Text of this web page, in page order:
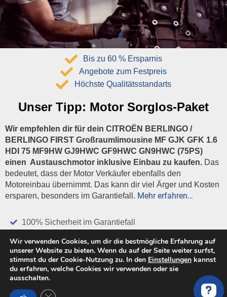
Unser Tipp: Motor Sorglos-Paket
Wir empfehlen dir für dein CITROËN BERLINGO /
BERLINGO FIRST Großraumlimousine MF GJK GFK 1.6
HDI 75 MF9HW GJ9HWC GF9HWC GN9HWC (75PS)
einen Austauschmotor inklusive Einbau zu kaufen. Das
bedeutet, dass der Motor Verkäufer ebenfalls den
Motoreinbau übernimmt. Das kann dir viel Ärger und Kosten
ersparen, besonders im Garantiefall. Mehr erfahren…
100% Sicherheit im Garantiefall
Motor inklusive Einbau
Gewährleistung 12 bis 24 Monate
Bestes Preis / Leistung Verhältnis
Alles aus einer Hand
Bis zu 60 % Ersparnis
Angebote zum Festpreis
Höchste Qualitätsstandarts
Wir verwenden Cookies, um dir die bestmögliche Erfahrung auf
unserer Website zu bieten. Wenn du auf der Seite weiter surfst,
stimmst du der Cookie-Nutzung zu. In den Einstellungen kannst
du erfahren, welche Cookies wir verwenden oder sie
ausschalten.
GDPR Cookie-Banner schließen